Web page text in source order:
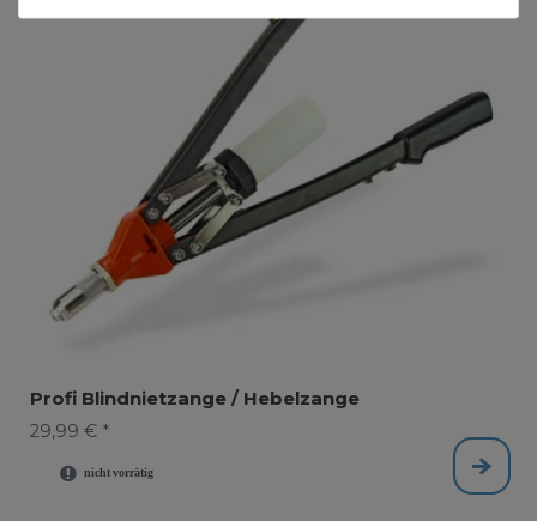
Profi Blindnietzange / Hebelzange
29,99 € *